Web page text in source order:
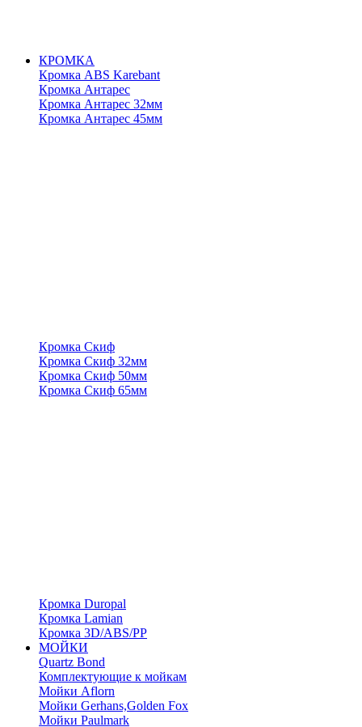
КРОМКА
Кромка ABS Karebant
Кромка Антарес
Кромка Антарес 32мм
Кромка Антарес 45мм
Кромка Скиф
Кромка Скиф 32мм
Кромка Скиф 50мм
Кромка Скиф 65мм
Кромка Duropal
Кромка Lamian
Кромка 3D/ABS/PP
МОЙКИ
Quartz Bond
Комплектующие к мойкам
Мойки Aflorn
Мойки Gerhans,Golden Fox
Мойки Paulmark